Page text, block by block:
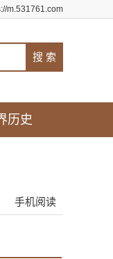
m.531761.com
历史
手机阅读